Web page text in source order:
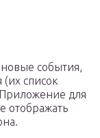
события,
(их список
для
отображать